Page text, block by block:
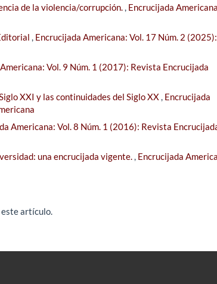
de la violencia/corrupción., Encrucijada
, Encrucijada Americana: Vol. 17 Núm. 2 (2025):
Vol. 9 Núm. 1 (2017): Revista Encrucijada
XXI y las continuidades del Siglo XX, Encrucijada
Americana: Vol. 8 Núm. 1 (2016): Revista
una encrucijada vigente., Encrucijada
este artículo.